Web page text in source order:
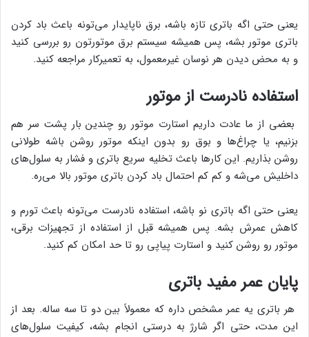
یعنی حتی اگه باتری تازه باشه، برق ناپایدار می‌تونه باعث باد کردن
باتری موتور بشه، پس همیشه سیستم برق موتورتون رو بررسی کنید
و به محض دیدن هر نوسان غیرمعمول، به تعمیرکار مراجعه کنید.
استفاده نادرست از موتور
بعضی از ما عادت داریم استارت موتور رو چندین بار پشت سر هم
بزنیم، یا چراغ‌ها و بوق رو بدون اینکه موتور روشن باشه طولانی
روشن بذاریم. این کارها باعث تخلیه سریع باتری و فشار به سلول‌های
داخلیش می‌شه و کم کم احتمال باد کردن باتری موتور بالا می‌ره.
یعنی حتی اگه باتری نو باشه، استفاده نادرست می‌تونه باعث تورم و
کاهش عمرش بشه. پس همیشه قبل از استفاده از تجهیزات برقی،
موتور رو روشن کنید و استارت پیاپی رو تا حد امکان کم کنید.
پایان عمر مفید باتری
هر باتری یه عمر مشخص داره که معمولاً بین دو تا سه ساله. بعد از
این مدت، حتی اگر شارژ به درستی انجام بشه، کیفیت سلول‌های